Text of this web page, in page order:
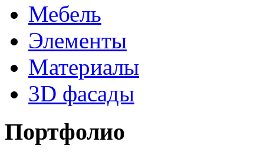
Мебель
Элементы
Материалы
3D фасады
Портфолио